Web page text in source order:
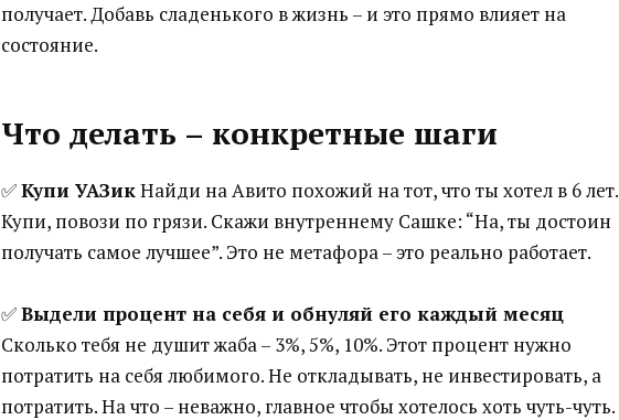
получает. Добавь сладенького в жизнь – и это прямо влияет на
состояние.
Что делать – конкретные шаги
✅Купи УАЗикНайди на Авито похожий на тот, что ты хотел в 6 лет.
Купи, повози по грязи. Скажи внутреннему Сашке: “На, ты достоин
получать самое лучшее”. Это не метафора – это реально работает.
✅Выдели процент на себя и обнуляй его каждый месяц
Сколько тебя не душит жаба – 3%, 5%, 10%. Этот процент нужно
потратить на себя любимого. Не откладывать, не инвестировать, а
потратить. На что – неважно, главное чтобы хотелось хоть чуть-чуть.